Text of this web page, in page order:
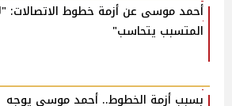
أحمد موسى عن أزمة خطوط الاتصالات:
المتسبب يتحاسب"
بسبب أزمة الخطوط.. أحمد موسى يوجه